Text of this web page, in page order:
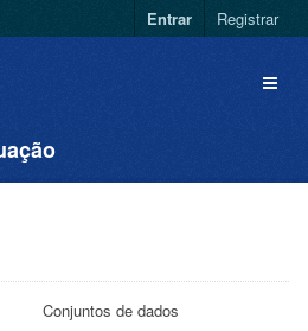
Entrar Registrar
Conjuntos de dados